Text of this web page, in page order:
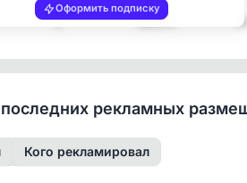
1 525174
Оформить подписку
рекламных
Кого рекламировал